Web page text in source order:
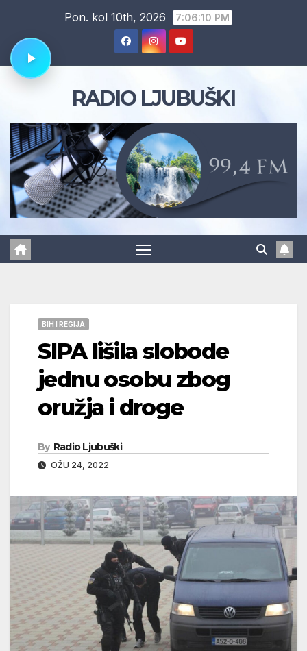
content
Pon. kol 10th, 2026 7:06:11 PM
RADIO LJUBUŠKI
BIH I REGIJA
SIPA lišila slobode
jednu osobu zbog
oružja i droge
By Radio Ljubuški
OŽU 24, 2022